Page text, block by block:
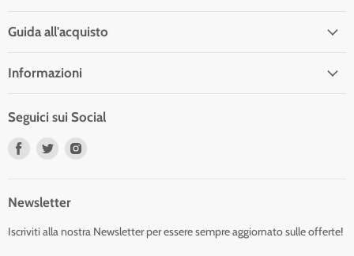
Guida all'acquisto
Informazioni
Seguici sui Social
Trovaci
Trovaci
Newsletter
Iscriviti alla nostra Newsletter per essere sempre aggiornato sulle offerte!